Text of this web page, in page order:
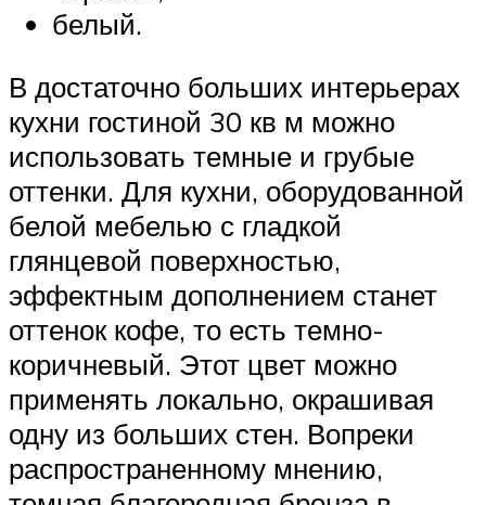
белый.
В достаточно больших интерьерах
кухни гостиной 30 кв м можно
использовать темные и грубые
оттенки. Для кухни, оборудованной
белой мебелью с гладкой
глянцевой поверхностью,
эффектным дополнением станет
оттенок кофе, то есть темно-
коричневый. Этот цвет можно
применять локально, окрашивая
одну из больших стен. Вопреки
распространенному мнению,